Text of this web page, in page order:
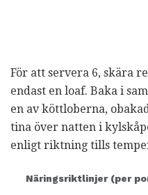
För att servera 6, skära
endast en loaf. Baka i
en av köttloberna,
tina över natten i
enligt riktning tills
Näringsriktlinjer (per